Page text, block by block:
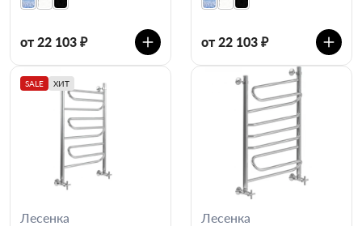
от 22 103 ₽ от 22 103 ₽
SALE ХИТ
Лесенка
Лесенка